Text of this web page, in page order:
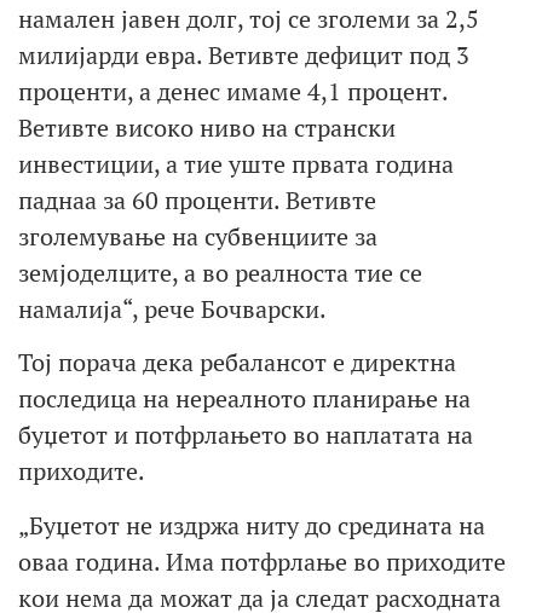
намален јавен долг, тој се зголеми за 2,5
милијарди евра. Ветивте дефицит под 3
проценти, а денес имаме 4,1 процент.
Ветивте високо ниво на странски
инвестиции, а тие уште првата година
паднаа за 60 проценти. Ветивте
зголемување на субвенциите за
земјоделците, а во реалноста тие се
намалија“, рече Бочварски.
Тој порача дека ребалансот е директна
последица на нереалното планирање на
буџетот и потфрлањето во наплатата на
приходите.
„Буџетот не издржа ниту до средината на
оваа година. Има потфрлање во приходите
кои нема да можат да ја следат расходната